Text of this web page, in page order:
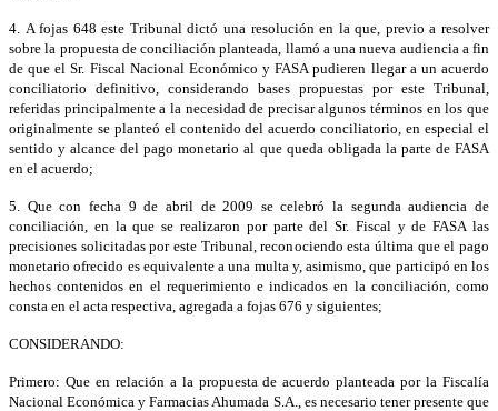
4. A fojas 648 este Tribunal dictó una resolución en la que, previo a resolver
sobre la propuesta de conciliación planteada, llamó a una nueva audiencia a fin
de que el Sr. Fiscal Nacional Económico y FASA pudieren llegar a un acuerdo
conciliatorio definitivo, considerando bases propuestas por este Tribunal,
referidas principalmente a la necesidad de precisar algunos términos en los que
originalmente se planteó el contenido del acuerdo conciliatorio, en especial el
sentido y alcance del pago monetario al que queda obligada la parte de FASA
en el acuerdo;
5. Que con fecha 9 de abril de 2009 se celebró la segunda audiencia de
conciliación, en la que se realizaron por parte del Sr. Fiscal y de FASA las
precisiones solicitadas por este Tribunal, reconociendo esta última que el pago
monetario ofrecido es equivalente a una multa y, asimismo, que participó en los
hechos contenidos en el requerimiento e indicados en la conciliación, como
consta en el acta respectiva, agregada a fojas 676 y siguientes;
CONSIDERANDO:
Primero: Que en relación a la propuesta de acuerdo planteada por la Fiscalía
Nacional Económica y Farmacias Ahumada S.A., es necesario tener presente que